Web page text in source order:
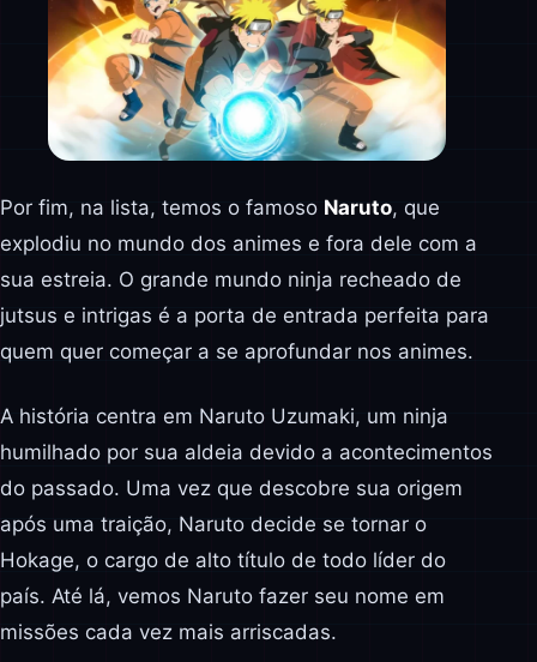
Por fim, na lista, temos o famoso Naruto, que
explodiu no mundo dos animes e fora dele com a
sua estreia. O grande mundo ninja recheado de
jutsus e intrigas é a porta de entrada perfeita para
quem quer começar a se aprofundar nos animes.
A história centra em Naruto Uzumaki, um ninja
humilhado por sua aldeia devido a acontecimentos
do passado. Uma vez que descobre sua origem
após uma traição, Naruto decide se tornar o
Hokage, o cargo de alto título de todo líder do
país. Até lá, vemos Naruto fazer seu nome em
missões cada vez mais arriscadas.